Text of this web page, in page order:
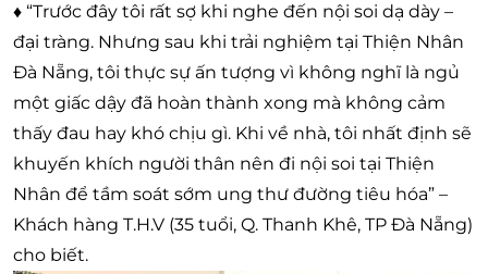
♦ “Trước đây tôi rất sợ khi nghe đến nội soi dạ dày –
đại tràng. Nhưng sau khi trải nghiệm tại Thiện Nhân
Đà Nẵng, tôi thực sự ấn tượng vì không nghĩ là ngủ
một giấc dậy đã hoàn thành xong mà không cảm
thấy đau hay khó chịu gì. Khi về nhà, tôi nhất định sẽ
khuyến khích người thân nên đi nội soi tại Thiện
Nhân để tầm soát sớm ung thư đường tiêu hóa” –
Khách hàng T.H.V (35 tuổi, Q. Thanh Khê, TP Đà Nẵng)
cho biết.